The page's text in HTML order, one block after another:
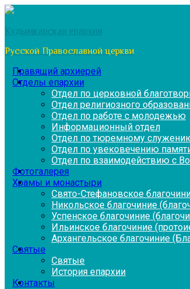
Перейти
содержимому
Кудымкарская епархия
Русской Православной церкви
Правящий архиерей
Отделы епархии
Отдел по церковной
Отдел религиозного
Отдел по работе с молодежью
Информационный отдел
Отдел по тюремному
Отдел по увековечению
Отдел по взаимодействию с
Фотогалерея
Храмы и монастыри
Свято-Стефановское
Никольское благочиние
Успенское благочиние
Ильинское благочиние
Архангельское благочиние
Святые
Святые
История епархии
Контакты